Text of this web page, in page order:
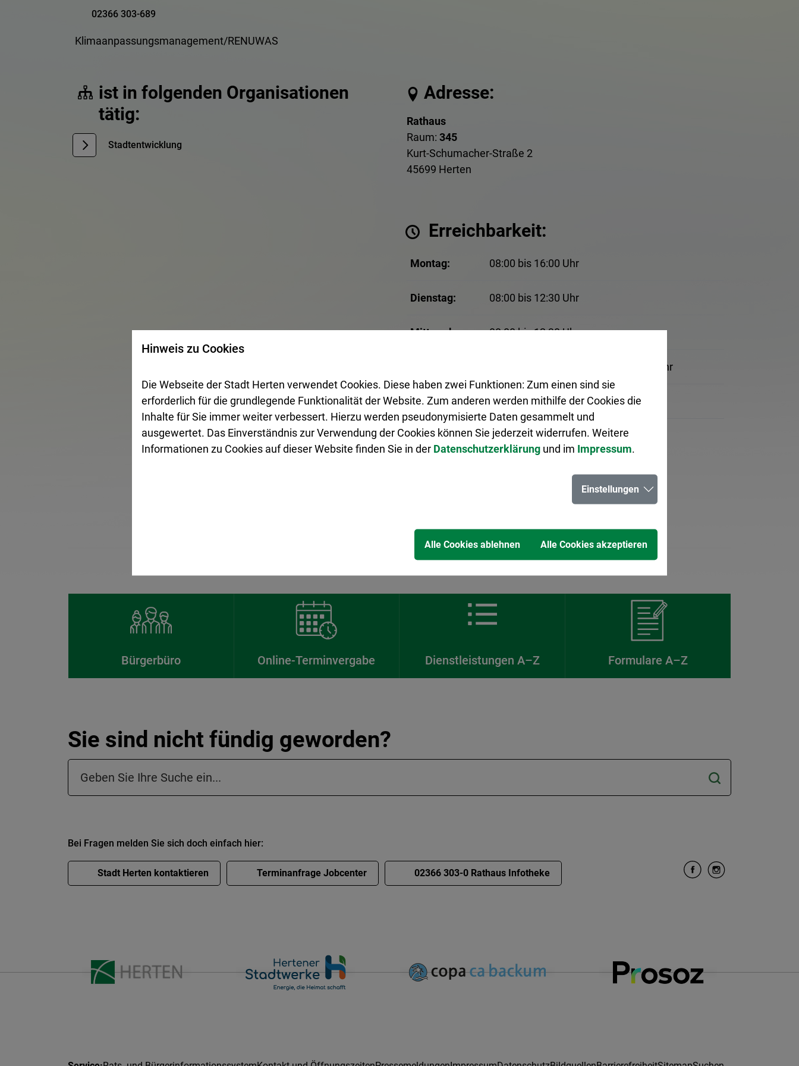
02366 303-689
Klimaanpassungsmanagement/RENUWAS
ist in folgenden Organisationen
tätig:
Stadtentwicklung
Adresse:
Rathaus
Raum: 345
Kurt-Schumacher-Straße 2
45699 Herten
Erreichbarkeit:
Montag: 08:00 bis 16:00 Uhr
Dienstag: 08:00 bis 12:30 Uhr
Mittwoch: 08:00 bis 12:30 Uhr
08:00 bis 12:30 Uhr, 14:00 bis 17:30 Uhr
Freitag: 08:00 bis 12:30 Uhr
An Brückentagen geschlossen.
Bürgerbüro Online-Terminvergabe Dienstleistungen A–Z Formulare A–Z
Sie sind nicht fündig geworden?
Suchfeld in der Fußzeile
Bei Fragen melden Sie sich doch einfach hier:
Stadt Herten kontaktieren Terminanfrage Jobcenter 02366 303-0 Rathaus Infotheke
Hinweis zu Cookies
Die Webseite der Stadt Herten verwendet Cookies. Diese haben zwei Funktionen: Zum einen sind sie
erforderlich für die grundlegende Funktionalität der Website. Zum anderen werden mithilfe der Cookies die
Inhalte für Sie immer weiter verbessert. Hierzu werden pseudonymisierte Daten gesammelt und
ausgewertet. Das Einverständnis zur Verwendung der Cookies können Sie jederzeit widerrufen. Weitere
Informationen zu Cookies auf dieser Website finden Sie in der Datenschutzerklärung und im Impressum.
Einstellungen
Alle Cookies ablehnen Alle Cookies akzeptieren